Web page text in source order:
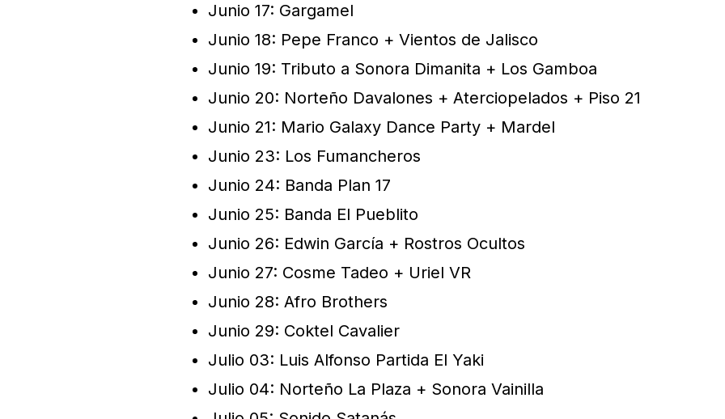
Junio 17: Gargamel
Junio 18: Pepe Franco + Vientos de Jalisco
Junio 19: Tributo a Sonora Dimanita + Los Gamboa
Junio 20: Norteño Davalones + Aterciopelados + Piso 21
Junio 21: Mario Galaxy Dance Party + Mardel
Junio 23: Los Fumancheros
Junio 24: Banda Plan 17
Junio 25: Banda El Pueblito
Junio 26: Edwin García + Rostros Ocultos
Junio 27: Cosme Tadeo + Uriel VR
Junio 28: Afro Brothers
Junio 29: Coktel Cavalier
Julio 03: Luis Alfonso Partida El Yaki
Julio 04: Norteño La Plaza + Sonora Vainilla